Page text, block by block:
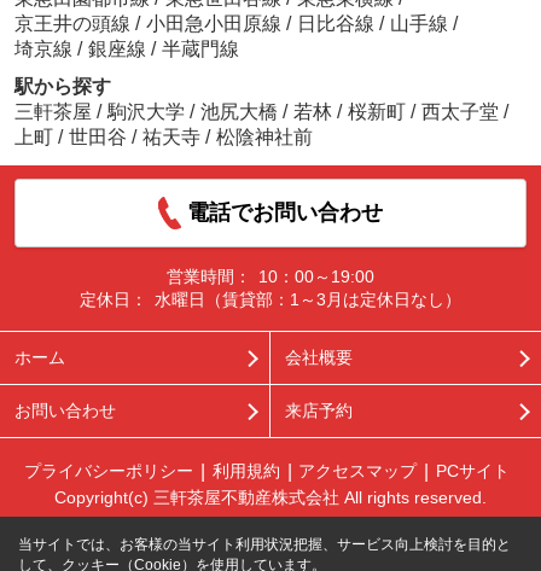
京王井の頭線 / 小田急小田原線 / 日比谷線 / 山手線 /
埼京線 / 銀座線 / 半蔵門線
駅から探す
三軒茶屋 / 駒沢大学 / 池尻大橋 / 若林 / 桜新町 / 西太子堂 /
上町 / 世田谷 / 祐天寺 / 松陰神社前
電話でお問い合わせ
営業時間：
10：00～19:00
定休日：
水曜日（賃貸部：1～3月は定休日なし）
ホーム 会社概要
お問い合わせ 来店予約
プライバシーポリシー 利用規約 アクセスマップ
PCサイト
Copyright(c) 三軒茶屋不動産株式会社 All rights reserved.
当サイトでは、お客様の当サイト利用状況把握、サービス向上検討を目的と
して、クッキー（Cookie）を使用しています。